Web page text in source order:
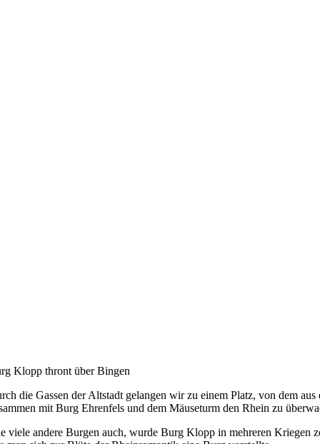
Klopp thront über Bingen
die Gassen der Altstadt gelangen wir zu einem Platz, von dem
mit Burg Ehrenfels und dem Mäuseturm den Rhein zu
viele andere Burgen auch, wurde Burg Klopp in mehreren Kriegen